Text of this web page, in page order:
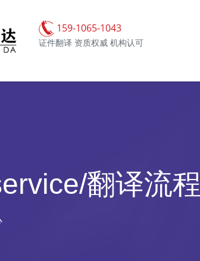
159-1065-1043
证件翻译 资质权威 机构认可
翻译流程